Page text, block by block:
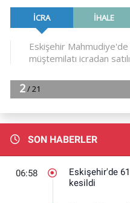
SON HABERLER
06:58
Eskişehir'de
kesildi